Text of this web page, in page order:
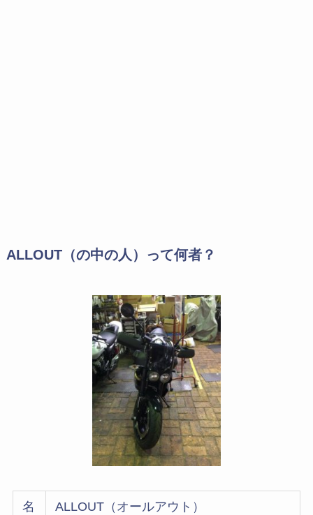
ALLOUT（の中の人）って何者？
名
ALLOUT（オールアウト）